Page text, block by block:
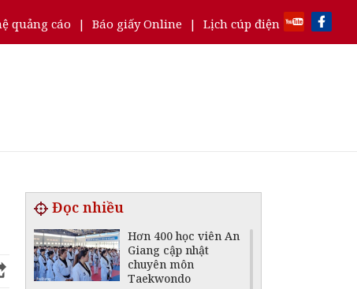
quảng cáo | Báo giấy Online | Lịch cúp điện
Đọc nhiều
Hơn 400 học viên An
Giang cập nhật
chuyên môn
Taekwondo